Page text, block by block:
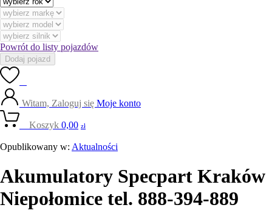
Powrót do listy pojazdów
Dodaj pojazd
Witam, Zaloguj się Moje konto
Koszyk 0,00 zł
Opublikowany w: Aktualności
Akumulatory Specpart Kraków
Niepołomice tel. 888-394-889